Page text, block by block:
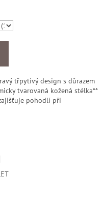
třpytivý design s důrazem
tvarovaná kožená stélka**
pohodlí při